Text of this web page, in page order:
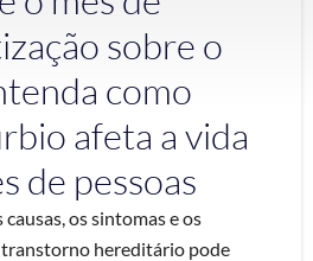
sobre o
como
afeta a vida
de pessoas
causas, os sintomas e os
transtorno hereditário pode